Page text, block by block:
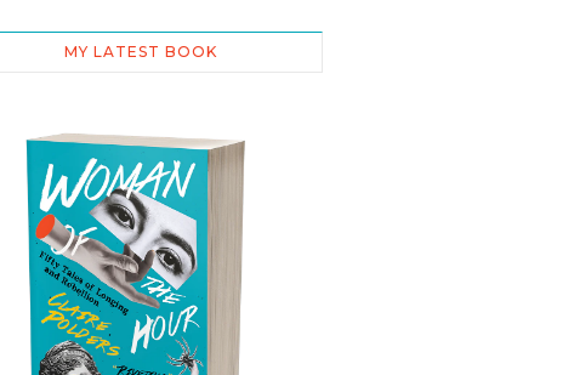
MY LATEST BOOK